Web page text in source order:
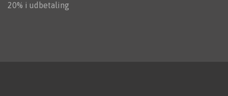
20% i udbetaling